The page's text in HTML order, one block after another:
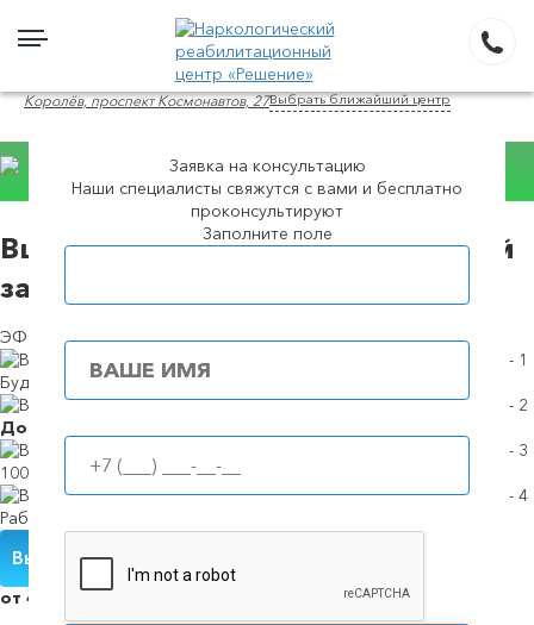
Королёв, проспект Космонавтов, 27Выбрать ближайший центр
Консультация WhatsApp
Вшивание ампулы от алкогольной
зависимости в Королеве
ЭФФЕКТИВНЫЙ СПОСОБ КОДИРОВАНИЯ
Будем в течение39 минут
Доступные
100% анонимность
Работаем
Вызвать нарколога
от 4500 руб.
Заявка на консультацию
Наши специалисты свяжутся с вами и бесплатно
проконсультируют
Заполните поле